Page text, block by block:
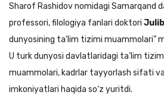
Sharof Rashidov nomidagi Samarqand
professori, filologiya fanlari doktori
dunyosining ta’lim tizimi muammolari”
U turk dunyosi davlatlaridagi ta’lim
muammolari, kadrlar tayyorlash sifati
imkoniyatlari haqida so‘z yuritdi.